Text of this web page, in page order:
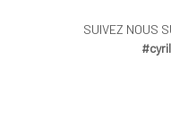
SUIVEZ NOUS